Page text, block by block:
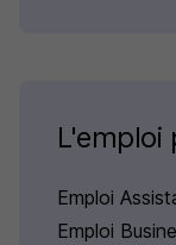
L'emploi
Emploi
Emploi